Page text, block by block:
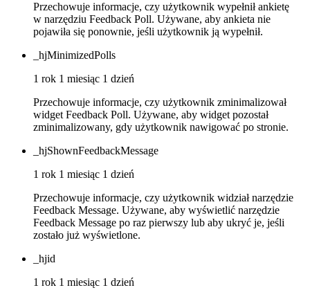
Przechowuje informacje, czy użytkownik wypełnił ankietę
w narzędziu Feedback Poll. Używane, aby ankieta nie
pojawiła się ponownie, jeśli użytkownik ją wypełnił.
_hjMinimizedPolls
1 rok 1 miesiąc 1 dzień
Przechowuje informacje, czy użytkownik zminimalizował
widget Feedback Poll. Używane, aby widget pozostał
zminimalizowany, gdy użytkownik nawigować po stronie.
_hjShownFeedbackMessage
1 rok 1 miesiąc 1 dzień
Przechowuje informacje, czy użytkownik widział narzędzie
Feedback Message. Używane, aby wyświetlić narzędzie
Feedback Message po raz pierwszy lub aby ukryć je, jeśli
zostało już wyświetlone.
_hjid
1 rok 1 miesiąc 1 dzień